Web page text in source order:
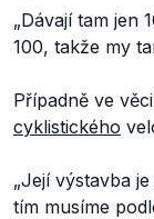
„Dávají tam jen
100, takže my
Případně ve
cyklistického
„Její výstavba
tím musíme